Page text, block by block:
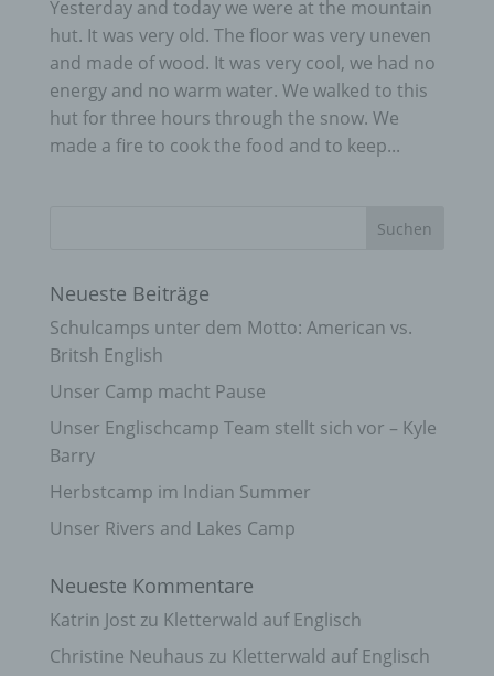
Yesterday and today we were at the mountain
hut. It was very old. The floor was very uneven
and made of wood. It was very cool, we had no
energy and no warm water. We walked to this
hut for three hours through the snow. We
made a fire to cook the food and to keep...
Neueste Beiträge
Schulcamps unter dem Motto: American vs.
Britsh English
Unser Camp macht Pause
Unser Englischcamp Team stellt sich vor – Kyle
Barry
Herbstcamp im Indian Summer
Unser Rivers and Lakes Camp
Neueste Kommentare
Katrin Jost zu Kletterwald auf Englisch
Christine Neuhaus zu Kletterwald auf Englisch